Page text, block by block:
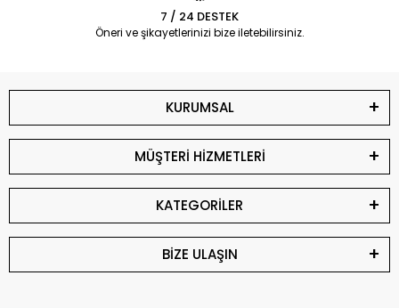
7 / 24 DESTEK
Öneri ve şikayetlerinizi bize iletebilirsiniz.
KURUMSAL
MÜŞTERİ HİZMETLERİ
KATEGORİLER
BİZE ULAŞIN